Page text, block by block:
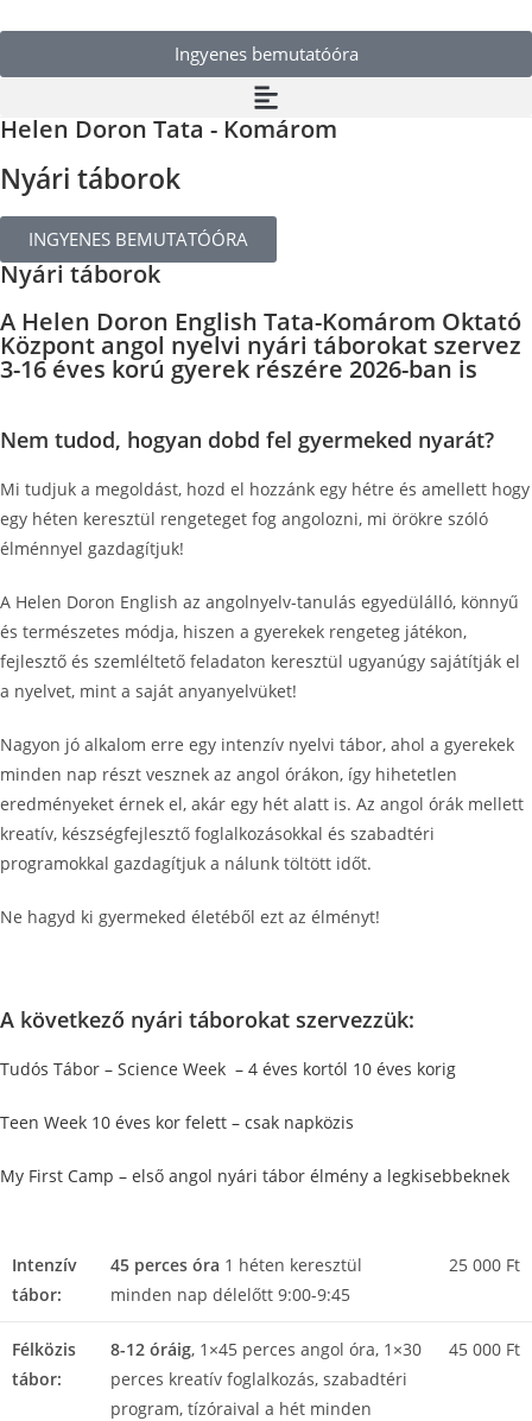
Ingyenes bemutatóóra
Helen Doron Tata - Komárom
Nyári táborok
INGYENES BEMUTATÓÓRA
Nyári táborok
A Helen Doron English Tata-Komárom Oktató
Központ angol nyelvi nyári táborokat szervez
3-16 éves korú gyerek részére 2026-ban is
Nem tudod, hogyan dobd fel gyermeked nyarát?
Mi tudjuk a megoldást, hozd el hozzánk egy hétre és amellett hogy
egy héten keresztül rengeteget fog angolozni, mi örökre szóló
élménnyel gazdagítjuk!
A Helen Doron English az angolnyelv-tanulás egyedülálló, könnyű
és természetes módja, hiszen a gyerekek rengeteg játékon,
fejlesztő és szemléltető feladaton keresztül ugyanúgy sajátítják el
a nyelvet, mint a saját anyanyelvüket!
Nagyon jó alkalom erre egy intenzív nyelvi tábor, ahol a gyerekek
minden nap részt vesznek az angol órákon, így hihetetlen
eredményeket érnek el, akár egy hét alatt is. Az angol órák mellett
kreatív, készségfejlesztő foglalkozásokkal és szabadtéri
programokkal gazdagítjuk a nálunk töltött időt.
Ne hagyd ki gyermeked életéből ezt az élményt!
A következő nyári táborokat szervezzük:
Tudós Tábor – Science Week – 4 éves kortól 10 éves korig
Teen Week 10 éves kor felett – csak napközis
My First Camp – első angol nyári tábor élmény a legkisebbeknek
Intenzív
tábor:
45 perces óra 1 héten keresztül
minden nap délelőtt 9:00-9:45
25 000 Ft
Félközis
tábor:
8-12 óráig, 1×45 perces angol óra, 1×30
perces kreatív foglalkozás, szabadtéri
program, tízóraival a hét minden
45 000 Ft